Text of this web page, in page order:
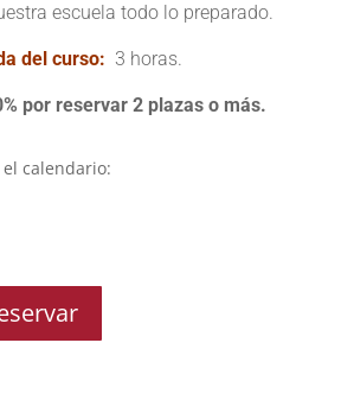
escuela todo lo preparado.
del curso: 3 horas.
por reservar 2 plazas o más.
calendario: